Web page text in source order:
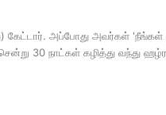
அப்போது அவர்கள்
சென்று 30 நாட்கள் கழித்து வந்து